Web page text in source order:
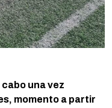
una vez
momento a partir